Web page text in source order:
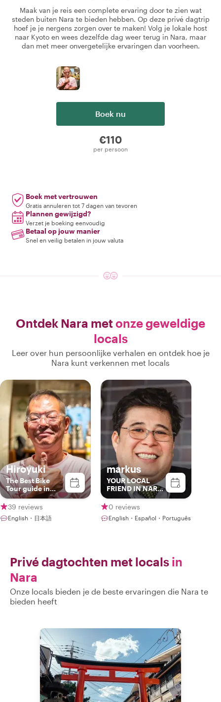
Maak van je reis een complete ervaring door te zien wat
steden buiten Nara te bieden hebben. Op deze privé dagtrip
hoef je je nergens zorgen over te maken! Volg je lokale host
naar Kyoto en wees dezelfde dag weer terug in Nara, maar
dan met meer onvergetelijke ervaringen dan voorheen.
Boek nu
€110
per persoon
Boek met vertrouwen
Gratis annuleren tot 7 dagen van tevoren
Plannen gewijzigd?
Verzet je boeking eenvoudig
Betaal op jouw manier
Snel en veilig betalen in jouw valuta
Ontdek Nara metonze geweldige
locals
Leer over hun persoonlijke verhalen en ontdek hoe je
Nara kunt verkennen met locals
Hiroyuki
The Best Bike
Tour guide in
Nara
39 reviews
English・日本語
markus
YOUR LOCAL
FRIEND IN NARA
& OSAKA
0 reviews
English・Español・Português
Privé dagtochten met locals in
Nara
Onze locals bieden je de beste ervaringen die Nara te
bieden heeft